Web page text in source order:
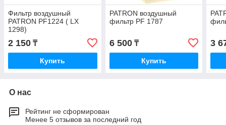
Фильтр воздушный
PATRON PF1224 ( LX
1298)
2 150 ₸
Купить
PATRON воздушный
фильтр PF 1787
6 500₸
Купить
3
О нас
Рейтинг не сформирован
Менее 5 отзывов за последний год